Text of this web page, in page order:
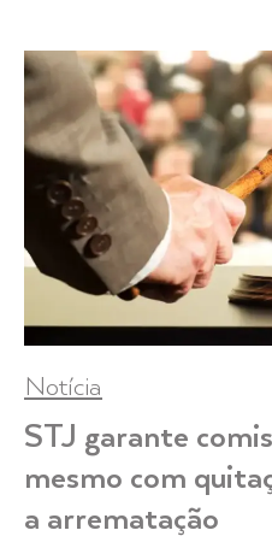
Notícia
STJ garante
mesmo com
a arrematação